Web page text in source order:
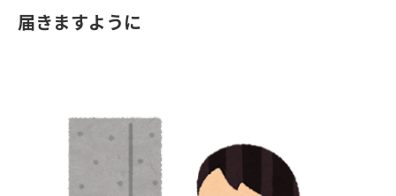
届きますように